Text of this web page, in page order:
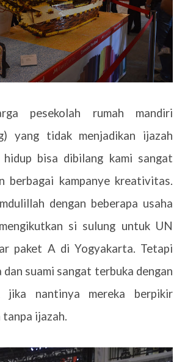
pesekolah rumah mandiri
yang tidak menjadikan ijazah
hidup bisa dibilang kami sangat
berbagai kampanye kreativitas.
dengan beberapa usaha
si sulung untuk UN
paket A di Yogyakarta. Tetapi
suami sangat terbuka dengan
jika nantinya mereka berpikir
ijazah.